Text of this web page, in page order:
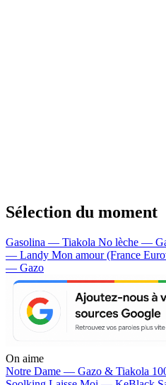
Sélection du moment
Gasolina — Tiakola No lèche —
— Landy Mon amour (France
— Gazo
On aime
Notre Dame — Gazo & Tiakola